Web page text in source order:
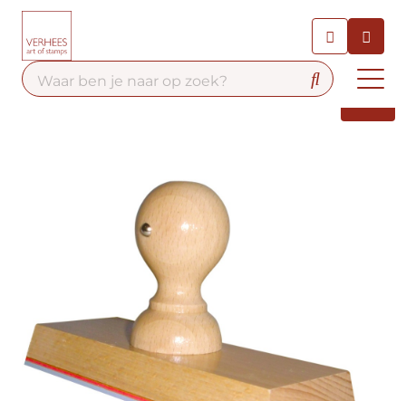
Contact